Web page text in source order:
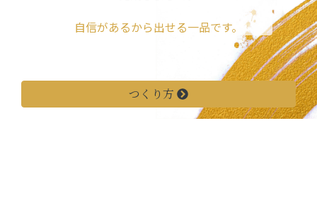
自信があるから出せる一品です。
つくり方